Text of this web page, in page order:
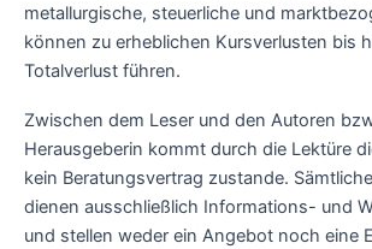
metallurgische, steuerliche und
können zu erheblichen Kursverlusten bis
Totalverlust führen.
Zwischen dem Leser und den Autoren
Herausgeberin kommt durch die Lektüre
kein Beratungsvertrag zustande.
dienen ausschließlich Informations- und
und stellen weder ein Angebot noch eine